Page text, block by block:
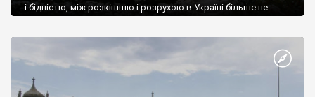
і бідністю, між розкішшю і розрухою в Україні більше не